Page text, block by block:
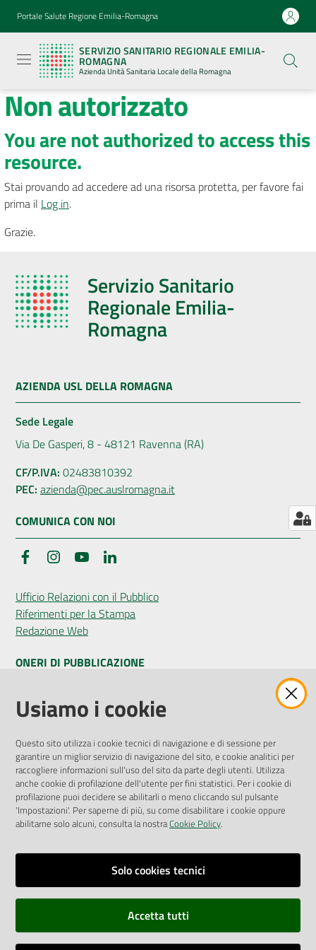
Vai al contenuto
Vai alla navigazione
Vai al footer
Portale Salute Regione Emilia-Romagna
SERVIZIO SANITARIO REGIONALE EMILIA-
ROMAGNA
Azienda Unità Sanitaria Locale della Romagna
Sanitario
Regionale
Emilia-
Romagna
Azienda
Unità
Sanitaria
Romagna
Azienda
Servizi
Luoghi
di
cura
Carta
dei
Dedicato
a...
Bandi
e
Concorsi
su
Non autorizzato
You are not authorized to access this
resource.
Stai provando ad accedere ad una risorsa protetta, per favore fai
prima il Log in.
Grazie.
Servizio Sanitario
Regionale Emilia-
Romagna
AZIENDA USL DELLA ROMAGNA
Sede Legale
Via De Gasperi, 8 - 48121 Ravenna (RA)
CF/P.IVA: 02483810392
PEC: azienda@pec.auslromagna.it
COMUNICA CON NOI
FacebookInstagramYouTube
Ufficio Relazioni con il Pubblico
Riferimenti per la Stampa
Redazione Web
ONERI DI PUBBLICAZIONE
Amministrazione Trasparente
Pubblicità legale
Privacy Policy
Attuazione Misure PNRR
Liste di Attesa
ENTI, IMPRESE E PARTNER
Fatturazione Elettronica
Richiesta Patrocinio
Usiamo i cookie
Questo sito utilizza i cookie tecnici di navigazione e di sessione per
garantire un miglior servizio di navigazione del sito, e cookie analitici per
raccogliere informazioni sull'uso del sito da parte degli utenti. Utilizza
anche cookie di profilazione dell'utente per fini statistici. Per i cookie di
profilazione puoi decidere se abilitarli o meno cliccando sul pulsante
'Impostazioni'. Per saperne di più, su come disabilitare i cookie oppure
abilitarne solo alcuni, consulta la nostraCookie Policy.
Solo cookies tecnici
Accetta tutti